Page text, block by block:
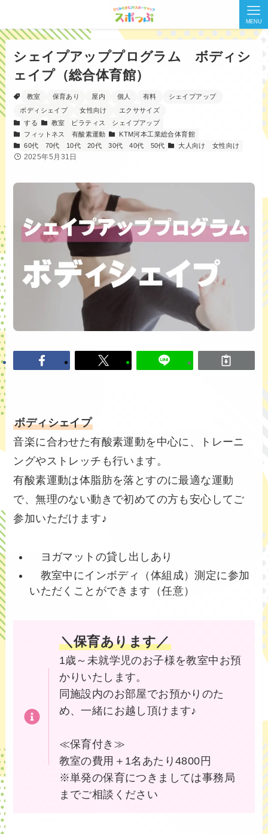
MENU
シェイプアッププログラム ボディシ
ェイプ（総合体育館）
教室 保育あり 屋内 個人 有料
シェイプアップ
ボディシェイプ
女性向け
エクササイズ
する
教室 ピラティス
シェイプアップ
フィットネス
有酸素運動
KTM河本工業総合体育館
60代
70代 10代 20代 30代 40代 50代 大人向け 女性向け
2025年5月31日
ボディシェイプ
音楽に合わせた有酸素運動を中心に、トレーニ
ングやストレッチも行います。
有酸素運動は体脂肪を落とすのに最適な運動
で、無理のない動きで初めての方も安心してご
参加いただけます♪
ヨガマットの貸し出しあり
教室中にインボディ（体組成）測定に参加
いただくことができます（任意）
＼保育あります／
1歳～未就学児のお子様を教室中お預
かりいたします。
同施設内のお部屋でお預かりのた
め、一緒にお越し頂けます♪
≪保育付き≫
教室の費用＋1名あたり4800円
※単発の保育につきましては事務局
までご相談ください